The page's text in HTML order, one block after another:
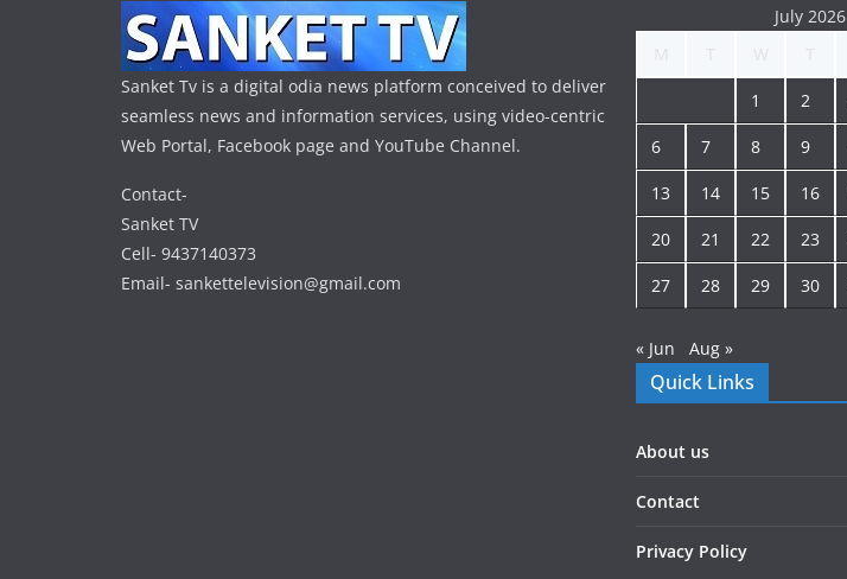
Sanket Tv is a digital odia news platform conceived to deliver
seamless news and information services, using video-centric
Web Portal, Facebook page and YouTube Channel.
Contact-
Sanket TV
Cell- 9437140373
Email- sankettelevision@gmail.com
July 2026
1 2
6 7 8 9
13 14 15 16
20 21 22 23
27 28 29 30
« Jun Aug »
Quick Links
About us
Contact
Privacy Policy